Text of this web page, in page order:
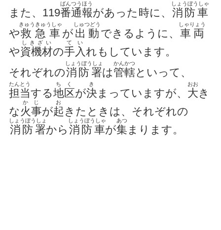
また、119番通報
ばんつうほう
があった時に、 消防車
しょうぼうしゃ
や救急車
きゅうきゅうしゃ
が 出動
しゅつどう
できるように、 車両
しゃりょう
や資機材
しきざい
の手入
てい
れもしています。
それぞれの消防署
しょうぼうしょ
は管轄
かんかつ
といって、
担当
たんとう
する地区
ちく
が決
き
まっていますが、 大
おお
き
な 火事
かじ
が起
お
きたときは、それぞれの
消防署
しょうぼうしょ
から 消防車
しょうぼうしゃ
が集
あつ
まります。